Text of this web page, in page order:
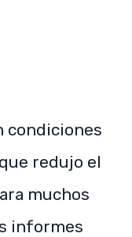
condiciones
redujo el
muchos
informes